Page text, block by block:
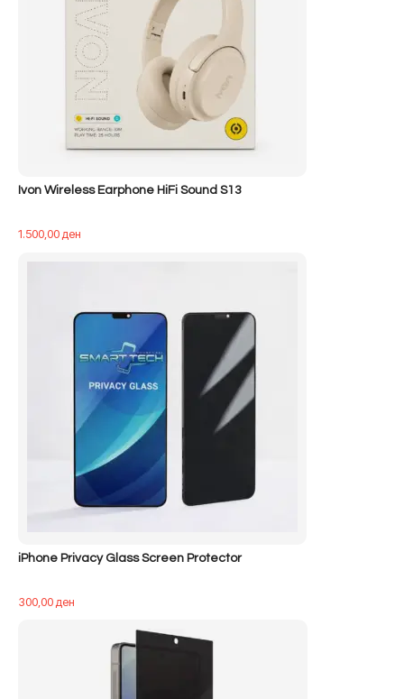
Ivon Wireless Earphone HiFi Sound S13
1.500,00ден
iPhone Privacy Glass Screen Protector
300,00ден